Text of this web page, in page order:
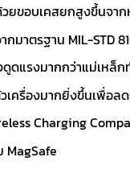
ขอบเคสยกสูงขึ้นจา
มาตรฐาน MIL-STD
ดแรงมากกว่าแม่เหล็ก
ครื่องมากยิ่งขึ้นเพื่อล
Charging
MagSafe